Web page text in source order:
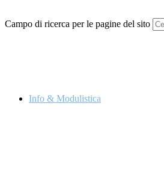
Campo di ricerca per le pagine del sito
Info & Modulistica